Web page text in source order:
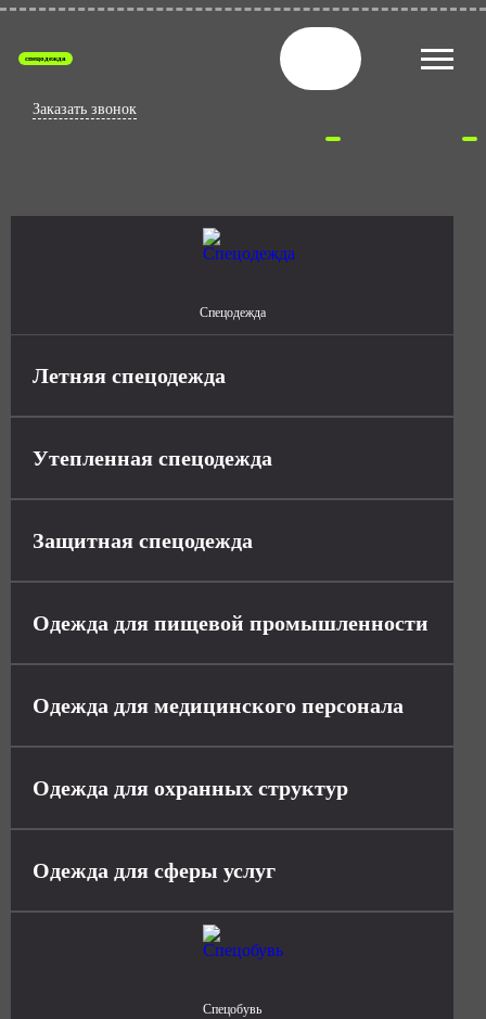
спецодежда
Заказать звонок
Спецодежда
Летняя спецодежда
Утепленная спецодежда
Защитная спецодежда
Одежда для пищевой промышленности
Одежда для медицинского персонала
Одежда для охранных структур
Одежда для сферы услуг
Спецобувь